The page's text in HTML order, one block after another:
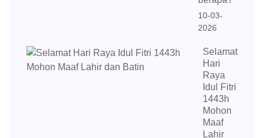
10-03-
2026
Selamat
Hari
Raya
Idul Fitri
1443h
Mohon
Maaf
Lahir